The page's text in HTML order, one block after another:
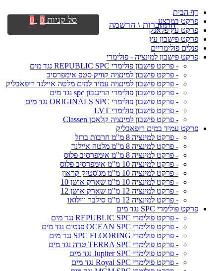
דף הבית
פרקט במבצע
פרקט עץ פלאנק
פרקט פישבון עץ
פנלים פולימריים
פרקט פישבון למינציה - פולימרי
- פרקט פישבון פולימרי REPUBLIC SPC נגד מים
- פרקט פישבון למינציה קוויק סטפ אימפרסיב
- פרקט פישבון למינציה עמיד למים מלטה איילנד ריפאבליק
- פרקט פישבון פולימרי הרינגבון spc נגד מים
- פרקט פישבון פולימרי ORIGINALS SPC נגד מים
- פרקט פישבון פולימרי LVT
- פרקט פישבון למינציה קלאסן Classen
פרקט עמיד במים ריפאבליק
- פרקט למינציה 8 מ"מ חרבות ברזל
- פרקט למינציה 8 מ"מ מלטה איילנד
- פרקט למינציה 8 מ"מ אימפרסיב פלוס
- פרקט למינציה 10 מ"מ אימפרסיב פלוס
- פרקט למינציה 10 מ"מ מג'סטיק קראון
- פרקט למינציה 10 מ"מ שארק אושן 10
- פרקט למינציה 12 מ"מ שארק אושן 12
- פרקט למינציה 12 מ"מ סילבר ווילואו
פרקט פולימרי SPC נגד מים
- פרקט פולימרי REPUBLIC SPC נגד מים
- פרקט פולימרי OCEAN SPC פנטום נגד מים
- פרקט פולימרי SPC FLOORING נגד מים
- פרקט פולימרי TERRA SPC טרה נגד מים
- פרקט פולימרי Jupiter SPC נגד מים
- פרקט פולימרי Royal SPC נגד מים
התחברות \ הרשמה סל קניות 0
0